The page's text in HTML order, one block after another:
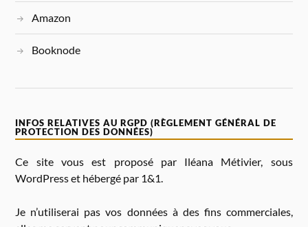
Amazon
Booknode
INFOS RELATIVES AU RGPD (RÈGLEMENT GÉNÉRAL DE
PROTECTION DES DONNÉES)
Ce site vous est proposé par Iléana Métivier, sous
WordPress et hébergé par 1&1.
Je n’utiliserai pas vos données à des fins commerciales,